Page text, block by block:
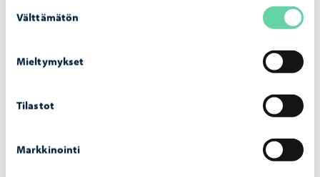
valinta
Välttämätön
Mieltymykset
Tilastot
Markkinointi
osa talouden tasapainottamista. Lisäksi painotettiin sitä,
oikeudenmukaisuuden merkitys. Henkilöstö toi esiin, että
säästötoimien on koskettava myös johtoa ja päättäjiä ja
että työntekijäkokemusta ja työhyvinvointia ei voida
sivuuttaa. Asukkaat puolestaan painottivat vahvasti